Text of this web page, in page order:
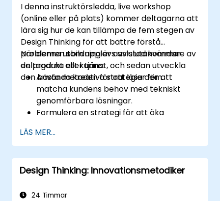
I denna instruktörsledda, live workshop
(online eller på plats) kommer deltagarna att
lära sig hur de kan tillämpa de fem stegen av
Design Thinking för att bättre förstå
problemen som upplevs av slutanvändare av
en produkt eller tjänst, och sedan utveckla
den bästa metoden för att lösa dem.
När denna utbildning är avslutad kommer
deltagarna att kunna:
Använda kreativa strategier för att
matcha kundens behov med tekniskt
genomförbara lösningar.
Formulera en strategi för att öka
tjänstutbud.
LÄS MER...
Design Thinking: Innovationsmetodiker
24 Timmar